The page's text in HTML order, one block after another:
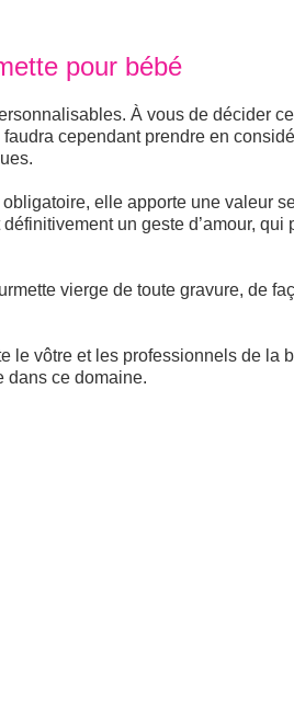
pour bébé
À vous de décider
cependant prendre en
obligatoire, elle apporte une valeur
un geste d’amour,
vierge de toute gravure, de
le vôtre et les professionnels de la
dans ce domaine.